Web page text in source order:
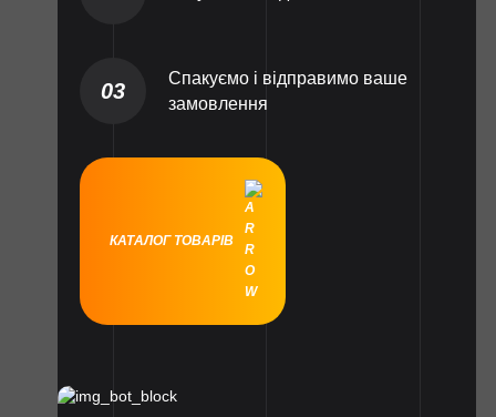
03
Спакуємо і відправимо ваше
замовлення
КАТАЛОГ ТОВАРІВ